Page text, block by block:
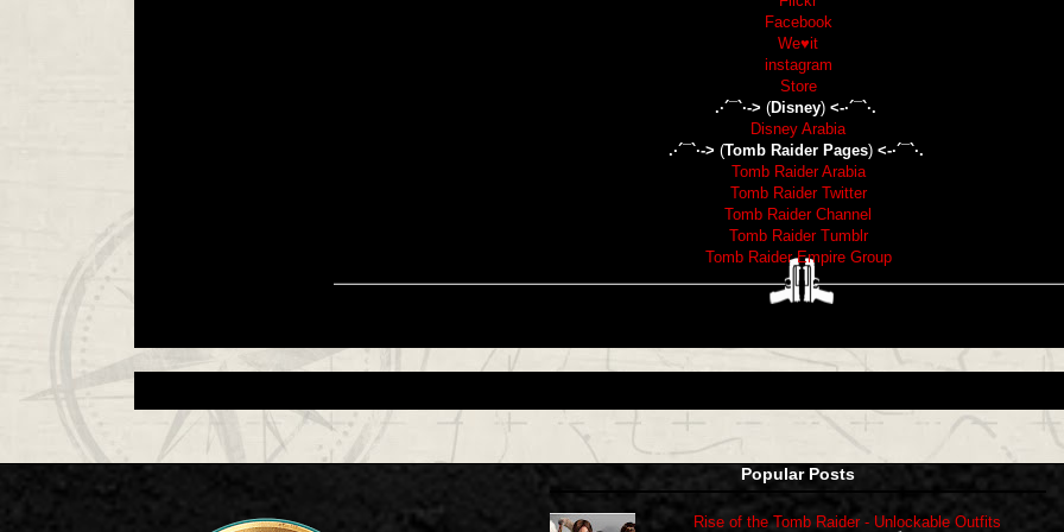
Facebook
We♥it
instagram
Store
.·´¯`·-> (Disney) <-·´¯`·.
Disney Arabia
.·´¯`·-> (Tomb Raider Pages)<-·´¯`·.
Tomb Raider Arabia
Tomb Raider Twitter
Tomb Raider Channel
Tomb Raider Tumblr
Tomb Raider Empire Group
Popular Posts
Rise of the Tomb Raider - Unlockable Outfits